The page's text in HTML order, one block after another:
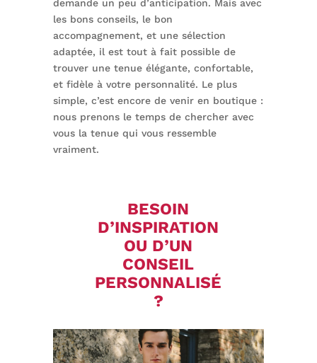
demande un peu d’anticipation. Mais avec
les bons conseils, le bon
accompagnement, et une sélection
adaptée, il est tout à fait possible de
trouver une tenue élégante, confortable,
et fidèle à votre personnalité. Le plus
simple, c’est encore de venir en boutique :
nous prenonsle temps de chercher avec
vous la tenue qui vous ressemble
vraiment.
BESOIN
D’INSPIRATION
OU D’UN
CONSEIL
PERSONNALISÉ
?